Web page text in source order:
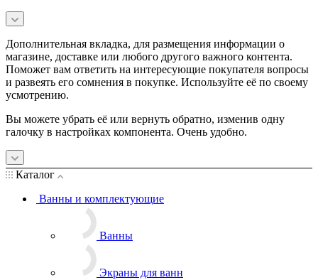
Дополнительная вкладка, для размещения информации о
магазине, доставке или любого другого важного контента.
Поможет вам ответить на интересующие покупателя вопросы
и развеять его сомнения в покупке. Используйте её по своему
усмотрению.
Вы можете убрать её или вернуть обратно, изменив одну
галочку в настройках компонента. Очень удобно.
Каталог
Ванны и комплектующие
Ванны
Экраны для ванн